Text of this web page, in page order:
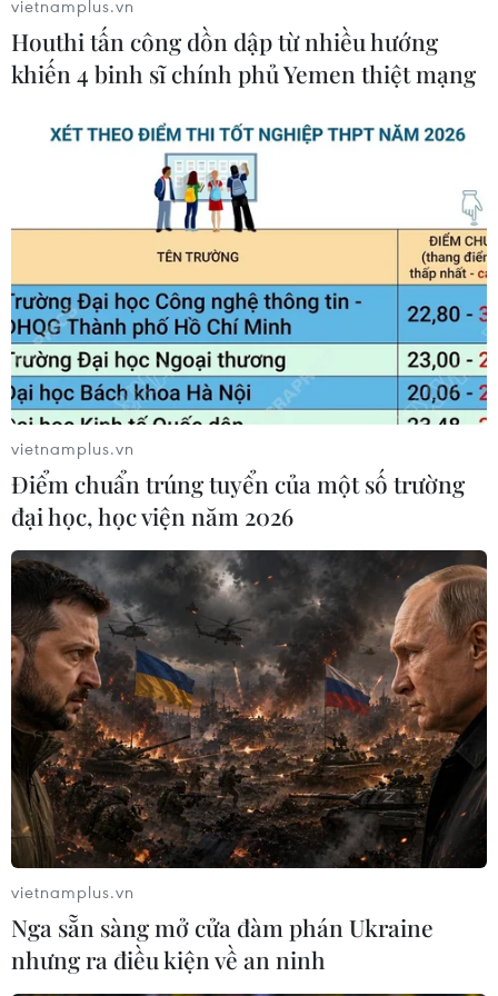
Theo ông Aubert, cuộc tấn công này làm suy yếu
đường lối ngoại giao của Pháp. Ông khẳng định,
quyết định của Tổng thống Emmanuel Macron
là một sai lầm, đồng thời nhấn mạnh rằng
những bài học của quá khứ và những thất bại
của Pháp ở Trung Đông “dường như đã bị lãng
Ông Aubert cũng đánh giá, với việc bắn tên lửa
vào một quốc gia có chủ quyền mà không có sự
chấp thuận của Hội đồng Bảo an Liên hợp quốc,
Pháp đã "không đúng về mặt pháp luật" và "phá
hủy hệ thống pháp luật" của Liên hợp quốc./.
Theo công bố từ Bộ Quốc phòng Nga, liên quân
Mỹ-Anh-Pháp đã phóng hơn 100 tên lửa hành
trình vào lãnh thổ Syria. Cũng theo công bố này
phòng không Syria đã bắn chặn thành công 71
tên lửa hành trình.
Đợt không kích đầu tiên của liên quân vào Syria
bắt đầu vào rạng sáng ngày 14/4 (giờ Việt Nam),
kéo dài trong khoảng 2 giờ đồng hồ.
Bộ trưởng Quốc phòng Mỹ James Mattis cho biết
Mỹ sử dụng gấp đôi số vũ khí trong cuộc không
kích lần này so với năm 2017. Ông Mattis khẳng
định "hiện tại đây là vụ tấn công một lần" nhưng
không loại trừ khả năng sẽ có thêm các cuộc tấn
công nữa.
(TTXVN/Vietnam+)
vietnamplus.vn
Houthi tấn công dồn dập từ nhiều hướng
khiến 4 binh sĩ chính phủ Yemen thiệt mạng
vietnamplus.vn
Điểm chuẩn trúng tuyển của một số trường
đại học, học viện năm 2026
vietnamplus.vn
Nga sẵn sàng mở cửa đàm phán Ukraine
nhưng ra điều kiện về an ninh